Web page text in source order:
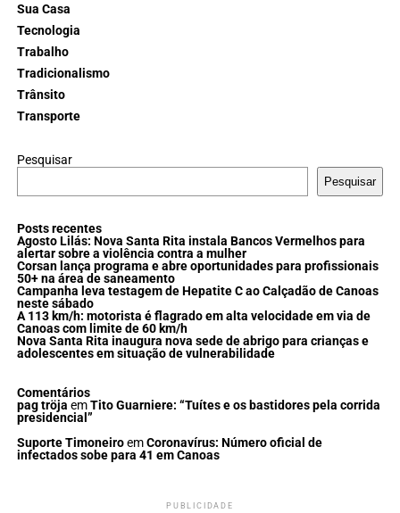
Sua Casa
Tecnologia
Trabalho
Tradicionalismo
Trânsito
Transporte
Pesquisar
Pesquisar
Posts recentes
Agosto Lilás: Nova Santa Rita instala Bancos Vermelhos para
alertar sobre a violência contra a mulher
Corsan lança programa e abre oportunidades para profissionais
50+ na área de saneamento
Campanha leva testagem de Hepatite C ao Calçadão de Canoas
neste sábado
A 113 km/h: motorista é flagrado em alta velocidade em via de
Canoas com limite de 60 km/h
Nova Santa Rita inaugura nova sede de abrigo para crianças e
adolescentes em situação de vulnerabilidade
Comentários
pag tröja emTito Guarniere: “Tuítes e os bastidores pela corrida
presidencial”
Suporte TimoneiroemCoronavírus: Número oficial de
infectados sobe para 41 em Canoas
PUBLICIDADE